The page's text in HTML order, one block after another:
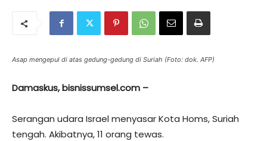
Asap mengepul di atas gedung-gedung di Suriah (Foto: dok. AFP)
Damaskus, bisnissumsel.com –
Serangan udara Israel menyasar Kota Homs, Suriah
tengah. Akibatnya, 11 orang tewas.